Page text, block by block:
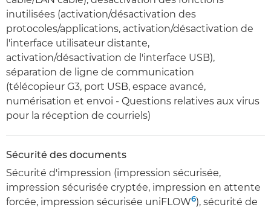
inutilisées (activation/désactivation des
protocoles/applications, activation/désactivation de
l'interface utilisateur distante,
activation/désactivation de l'interface USB),
séparation de ligne de communication
(télécopieur G3, port USB, espace avancé,
numérisation et envoi - Questions relatives aux virus
pour la réception de courriels)
Sécurité des documents
Sécurité d'impression (impression sécurisée,
impression sécurisée cryptée, impression en attente
forcée, impression sécurisée uniFLOW6), sécurité de